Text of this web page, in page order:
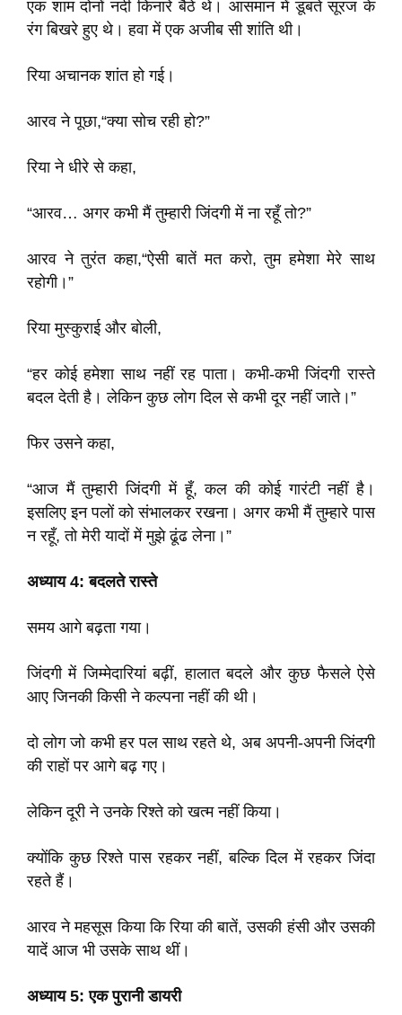
एक शाम दोनों नदी किनारे बैठे थे। आसमान में डूबते सूरज के
रंग बिखरे हुए थे। हवा में एक अजीब सी शांति थी।
रिया अचानक शांत हो गई।
आरव ने पूछा,“क्या सोच रही हो?”
रिया ने धीरे से कहा,
“आरव… अगर कभी मैं तुम्हारी जिंदगी में ना रहूँ तो?”
आरव ने तुरंत कहा,“ऐसी बातें मत करो, तुम हमेशा मेरे साथ
रहोगी।”
रिया मुस्कुराई और बोली,
“हर कोई हमेशा साथ नहीं रह पाता। कभी-कभी जिंदगी रास्ते
बदल देती है। लेकिन कुछ लोग दिल से कभी दूर नहीं जाते।”
फिर उसने कहा,
“आज मैं तुम्हारी जिंदगी में हूँ, कल की कोई गारंटी नहीं है।
इसलिए इन पलों को संभालकर रखना। अगर कभी मैं तुम्हारे पास
न रहूँ, तो मेरी यादों में मुझे ढूंढ लेना।”
अध्याय 4: बदलते रास्ते
समय आगे बढ़ता गया।
जिंदगी में जिम्मेदारियां बढ़ीं, हालात बदले और कुछ फैसले ऐसे
आए जिनकी किसी ने कल्पना नहीं की थी।
दो लोग जो कभी हर पल साथ रहते थे, अब अपनी-अपनी जिंदगी
की राहों पर आगे बढ़ गए।
लेकिन दूरी ने उनके रिश्ते को खत्म नहीं किया।
क्योंकि कुछ रिश्ते पास रहकर नहीं, बल्कि दिल में रहकर जिंदा
रहते हैं।
आरव ने महसूस किया कि रिया की बातें, उसकी हंसी और उसकी
यादें आज भी उसके साथ थीं।
अध्याय 5: एक पुरानी डायरी